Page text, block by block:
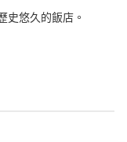
史悠久的飯店。